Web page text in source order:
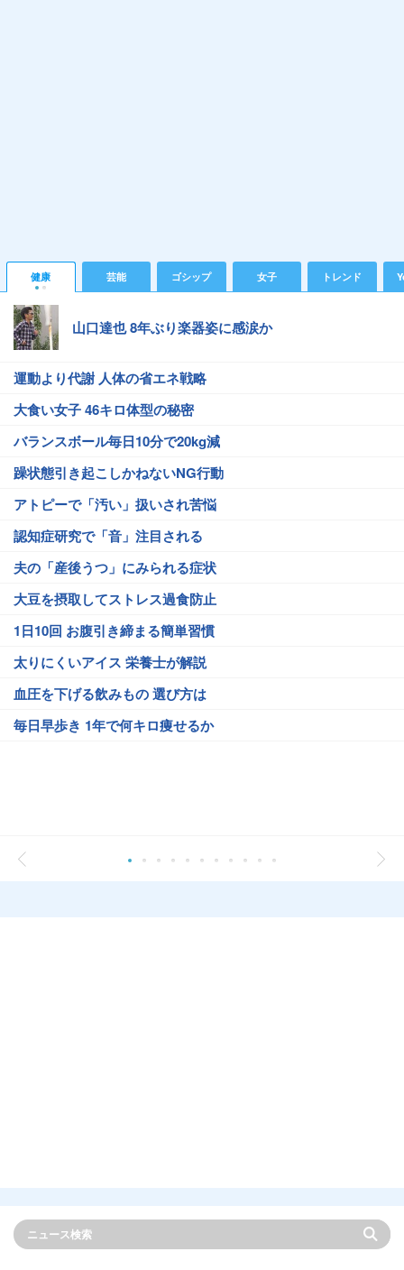
健康 芸能 ゴシップ 女子 トレンド
山口達也 8年ぶり楽器姿に感涙か
運動より代謝 人体の省エネ戦略
大食い女子 46キロ体型の秘密
バランスボール毎日10分で20kg減
躁状態引き起こしかねないNG行動
アトピーで「汚い」扱いされ苦悩
認知症研究で「音」注目される
夫の「産後うつ」にみられる症状
大豆を摂取してストレス過食防止
1日10回 お腹引き締まる簡単習慣
太りにくいアイス 栄養士が解説
血圧を下げる飲みもの 選び方は
毎日早歩き 1年で何キロ痩せるか